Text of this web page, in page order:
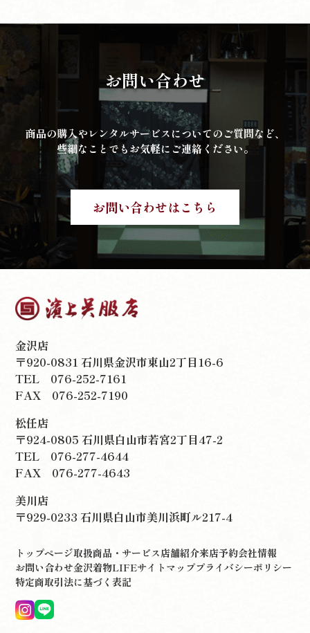
お問い合わせ
商品の購入やレンタルサービスについてのご質問など、
些細なことでもお気軽にご連絡ください。
お問い合わせはこちら
金沢店
〒920-0831 石川県金沢市東山2丁目16-6
TEL 076-252-7161
FAX 076-252-7190
松任店
〒924-0805 石川県白山市若宮2丁目47-2
TEL 076-277-4644
FAX 076-277-4643
美川店
〒929-0233 石川県白山市美川浜町ル217-4
トップページ取扱商品・サービス店舗紹介来店予約会社情報
お問い合わせ金沢着物LIFEサイトマッププライバシーポリシー
特定商取引法に基づく表記